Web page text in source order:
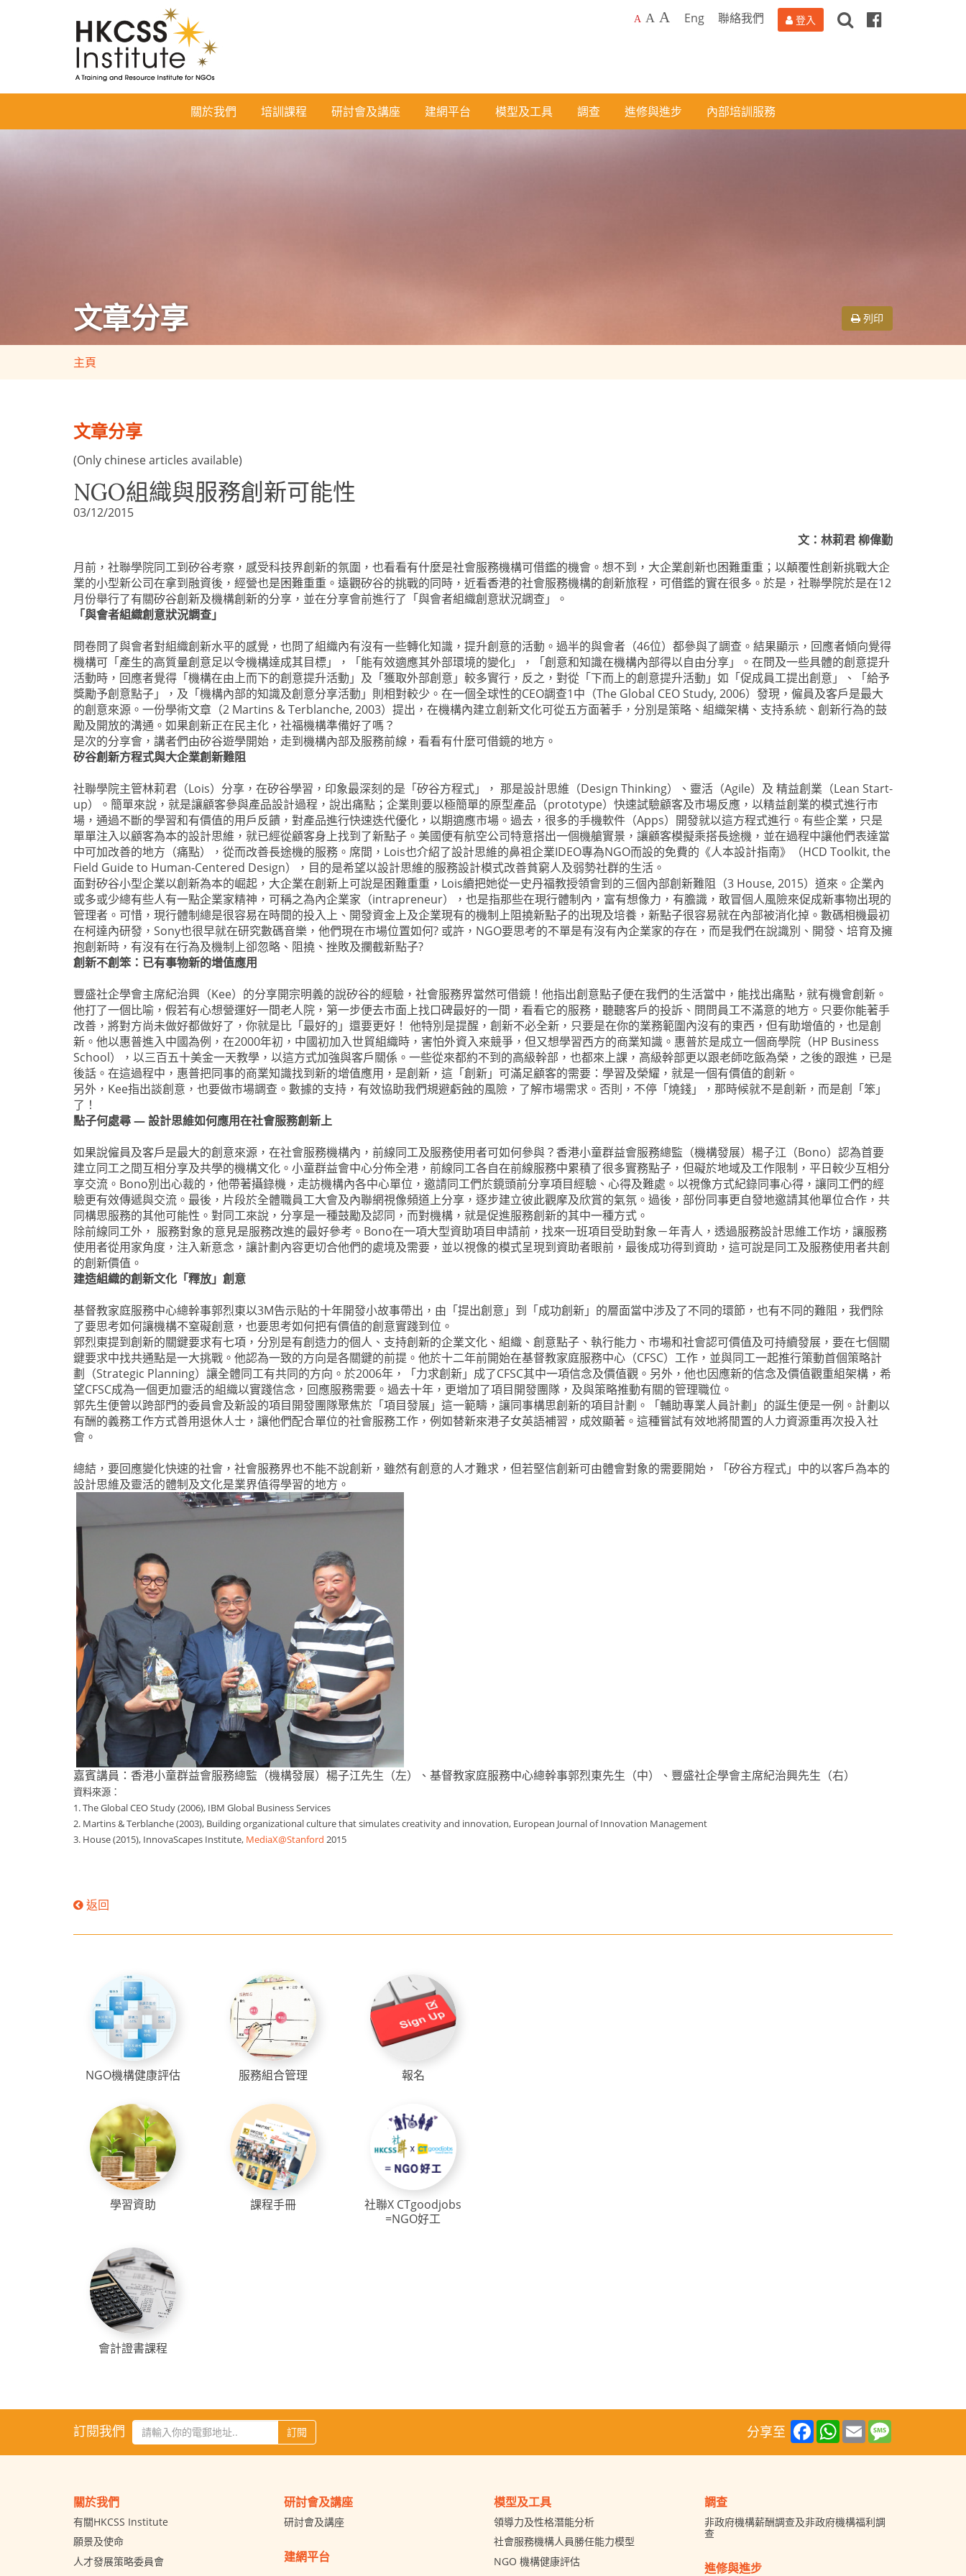
Institute
A A A Eng 聯絡我們 登入
搜 Facebook
關於我們 培訓課程 研討會及講座 建網平台 模型及工具 調查 進修與進步 內部培訓服務
文章分享 列印
主頁
文章分享
(Only chinese articles available)
NGO組織與服務創新可能性
03/12/2015
文：林莉君 柳偉勤
月前，社聯學院同工到矽谷考察，感受科技界創新的氛圍，也看看有什麼是社會服務機構可借鑑的機會。想不到，大企業創新也困難重重；以顛覆性創新挑戰大企
業的小型新公司在拿到融資後，經營也是困難重重。遠觀矽谷的挑戰的同時，近看香港的社會服務機構的創新旅程，可借鑑的實在很多。於是，社聯學院於是在12
月份舉行了有關矽谷創新及機構創新的分享，並在分享會前進行了「與會者組織創意狀況調查」。
「與會者組織創意狀況調查」
問卷問了與會者對組織創新水平的感覺，也問了組織內有沒有一些轉化知識，提升創意的活動。過半的與會者（46位）都參與了調查。結果顯示，回應者傾向覺得
機構可「產生的高質量創意足以令機構達成其目標」，「能有效適應其外部環境的變化」，「創意和知識在機構內部得以自由分享」。在問及一些具體的創意提升
活動時，回應者覺得「機構在由上而下的創意提升活動」及「獲取外部創意」較多實行，反之，對從「下而上的創意提升活動」如「促成員工提出創意」、「給予
獎勵予創意點子」，及「機構內部的知識及創意分享活動」則相對較少。在一個全球性的CEO調查1中（The Global CEO Study, 2006）發現，僱員及客戶是最大
的創意來源。一份學術文章（2 Martins & Terblanche, 2003）提出，在機構內建立創新文化可從五方面著手，分別是策略、組織架構、支持系統、創新行為的鼓
勵及開放的溝通。如果創新正在民主化，社福機構準備好了嗎？
是次的分享會，講者們由矽谷遊學開始，走到機構內部及服務前線，看看有什麼可借鏡的地方。
矽谷創新方程式與大企業創新難阻
社聯學院主管林莉君（Lois）分享，在矽谷學習，印象最深刻的是「矽谷方程式」， 那是設計思維（Design Thinking）、靈活（Agile）及 精益創業（Lean Start-
up）。簡單來說，就是讓顧客參與產品設計過程，說出痛點；企業則要以極簡單的原型產品（prototype）快速試驗顧客及市場反應，以精益創業的模式進行市
場，通過不斷的學習和有價值的用戶反饋，對產品進行快速迭代優化，以期適應市場。過去，很多的手機軟件（Apps）開發就以這方程式進行。有些企業，只是
單單注入以顧客為本的設計思維，就已經從顧客身上找到了新點子。美國便有航空公司特意搭出一個機艙實景，讓顧客模擬乘搭長途機，並在過程中讓他們表達當
中可加改善的地方（痛點），從而改善長途機的服務。席間，Lois也介紹了設計思維的鼻祖企業IDEO專為NGO而設的免費的《人本設計指南》（HCD Toolkit, the
Field Guide to Human-Centered Design），目的是希望以設計思維的服務設計模式改善貧窮人及弱勢社群的生活。
面對矽谷小型企業以創新為本的崛起，大企業在創新上可說是困難重重，Lois續把她從一史丹福教授領會到的三個內部創新難阻（3 House, 2015）道來。企業內
或多或少總有些人有一點企業家精神，可稱之為內企業家（intrapreneur），也是指那些在現行體制內，富有想像力，有膽識，敢冒個人風險來促成新事物出現的
管理者。可惜，現行體制總是很容易在時間的投入上、開發資金上及企業現有的機制上阻撓新點子的出現及培養，新點子很容易就在內部被消化掉。數碼相機最初
在柯達內研發，Sony也很早就在研究數碼音樂，他們現在市場位置如何? 或許，NGO要思考的不單是有沒有內企業家的存在，而是我們在說識別、開發、培育及擁
抱創新時，有沒有在行為及機制上卻忽略、阻撓、挫敗及攔截新點子?
創新不創笨：已有事物新的增值應用
豐盛社企學會主席紀治興（Kee）的分享開宗明義的說矽谷的經驗，社會服務界當然可借鏡！他指出創意點子便在我們的生活當中，能找出痛點，就有機會創新。
他打了一個比喻，假若有心想營運好一間老人院，第一步便去市面上找口碑最好的一間，看看它的服務，聽聽客戶的投訴、問問員工不滿意的地方。只要你能著手
改善，將對方尚未做好都做好了，你就是比「最好的」還要更好！ 他特別是提醒，創新不必全新，只要是在你的業務範圍內沒有的東西，但有助增值的，也是創
新。他以惠普進入中國為例，在2000年初，中國初加入世貿組織時，害怕外資入來競爭，但又想學習西方的商業知識。惠普於是成立一個商學院（HP Business
School），以三百五十美金一天教學，以這方式加強與客戶關係。一些從來都約不到的高級幹部，也都來上課，高級幹部更以跟老師吃飯為榮，之後的跟進，已是
後話。在這過程中，惠普把同事的商業知識找到新的增值應用，是創新，這「創新」可滿足顧客的需要：學習及榮耀，就是一個有價值的創新。
另外，Kee指出談創意，也要做市場調查。數據的支持，有效協助我們規避虧蝕的風險，了解市場需求。否則，不停「燒錢」，那時候就不是創新，而是創「笨」
了！
點子何處尋 — 設計思維如何應用在社會服務創新上
如果說僱員及客戶是最大的創意來源，在社會服務機構內，前線同工及服務使用者可如何參與？香港小童群益會服務總監（機構發展）楊子江（Bono）認為首要
建立同工之間互相分享及共學的機構文化。小童群益會中心分佈全港，前線同工各自在前線服務中累積了很多實務點子，但礙於地域及工作限制，平日較少互相分
享交流。Bono別出心裁的，他帶著攝錄機，走訪機構內各中心單位，邀請同工們於鏡頭前分享項目經驗、心得及難處。以視像方式紀錄同事心得，讓同工們的經
驗更有效傳遞與交流。最後，片段於全體職員工大會及內聯網視像頻道上分享，逐步建立彼此觀摩及欣賞的氣氛。過後，部份同事更自發地邀請其他單位合作，共
同構思服務的其他可能性。對同工來說，分享是一種鼓勵及認同，而對機構，就是促進服務創新的其中一種方式。
除前線同工外， 服務對象的意見是服務改進的最好參考。Bono在一項大型資助項目申請前，找來一班項目受助對象－年青人，透過服務設計思維工作坊，讓服務
使用者從用家角度，注入新意念，讓計劃內容更切合他們的處境及需要，並以視像的模式呈現到資助者眼前，最後成功得到資助，這可說是同工及服務使用者共創
的創新價值。
建造組織的創新文化「釋放」創意
基督教家庭服務中心總幹事郭烈東以3M告示貼的十年開發小故事帶出，由「提出創意」到「成功創新」的層面當中涉及了不同的環節，也有不同的難阻，我們除
了要思考如何讓機構不窒礙創意，也要思考如何把有價值的創意實踐到位。
郭烈東提到創新的關鍵要求有七項，分別是有創造力的個人、支持創新的企業文化、組織、創意點子、執行能力、市場和社會認可價值及可持續發展，要在七個關
鍵要求中找共通點是一大挑戰。他認為一致的方向是各關鍵的前提。他於十二年前開始在基督教家庭服務中心（CFSC）工作，並與同工一起推行策動首個策略計
劃（Strategic Planning）讓全體同工有共同的方向。於2006年，「力求創新」成了CFSC其中一項信念及價值觀。另外，他也因應新的信念及價值觀重組架構，希
望CFSC成為一個更加靈活的組織以實踐信念，回應服務需要。過去十年，更增加了項目開發團隊，及與策略推動有關的管理職位。
郭先生便曾以跨部門的委員會及新設的項目開發團隊聚焦於「項目發展」這一範疇，讓同事構思創新的項目計劃。「輔助專業人員計劃」的誕生便是一例。計劃以
有酬的義務工作方式善用退休人士，讓他們配合單位的社會服務工作，例如替新來港子女英語補習，成效顯著。這種嘗試有效地將閒置的人力資源重再次投入社
會。
總結，要回應變化快速的社會，社會服務界也不能不說創新，雖然有創意的人才難求，但若堅信創新可由體會對象的需要開始，「矽谷方程式」中的以客戶為本的
設計思維及靈活的體制及文化是業界值得學習的地方。
嘉賓講員：香港小童群益會服務總監（機構發展）楊子江先生（左）、基督教家庭服務中心總幹事郭烈東先生（中）、豐盛社企學會主席紀治興先生（右）
資料來源：
1. The Global CEO Study (2006), IBM Global Business Services
2. Martins & Terblanche (2003), Building organizational culture that simulates creativity and innovation, European Journal of Innovation Management
3. House (2015), InnovaScapes Institute, MediaX@Stanford 2015
返回
NGO機構健康評估 服務組合管理 報名
學習資助 課程手冊
社聯X CTgoodjobs
=NGO好工
會計證書課程
訂閱我們 訂閱 分享至 Facebook
WhatsApp
Email
關於我們
有關HKCSS Institute
願景及使命
人才發展策略委員會
研討會及講座
研討會及講座
建網平台
模型及工具
領導力及性格潛能分析
社會服務機構人員勝任能力模型
NGO 機構健康評估
調查
非政府機構薪酬調查及非政府機構福利調
查
進修與進步